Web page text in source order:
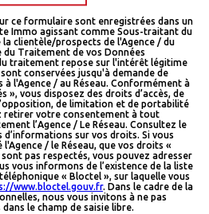
ce formulaire sont enregistrées dans un
Immo agissant comme Sous-traitant du
clientèle/prospects de l'Agence / du
du Traitement de vos Données
traitement repose sur l'intérêt légitime
conservées jusqu'à demande de
l'Agence / au Réseau. Conformément à
», vous disposez des droits d’accès, de
de limitation et de portabilité
retirer votre consentement à tout
l’Agence / Le Réseau. Consultez le
d’informations sur vos droits. Si vous
/ le Réseau, que vos droits «
pas respectés, vous pouvez adresser
vous informons de l’existence de la liste
« Bloctel », sur laquelle vous
www.bloctel.gouv.fr. Dans le cadre de la
nous vous invitons à ne pas
le champ de saisie libre.